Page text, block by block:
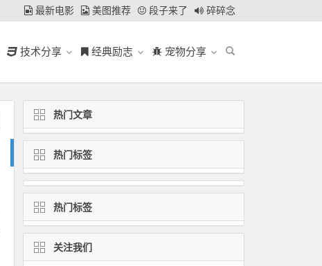
最新电影 美图推荐 段子来了 碎碎念
技术分享 经典励志 宠物分享
热门文章
热门标签
热门标签
关注我们